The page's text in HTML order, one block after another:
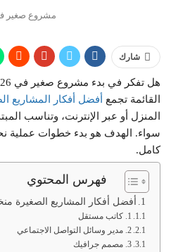
مشروع صغير في
شارك
القائمة تجمع
أفضل أفكار المشاريع
المنزل أو عبر الإنترنت، وتناسب
سواء. الهدف هو بدء خطوات عملية
كامل.
فهرس المحتوي
أفضل أفكار المشاريع الصغيرة
1. كاتب مستقل
2. مدير وسائل التواصل الاجتماعي
3. مصمم جرافيك